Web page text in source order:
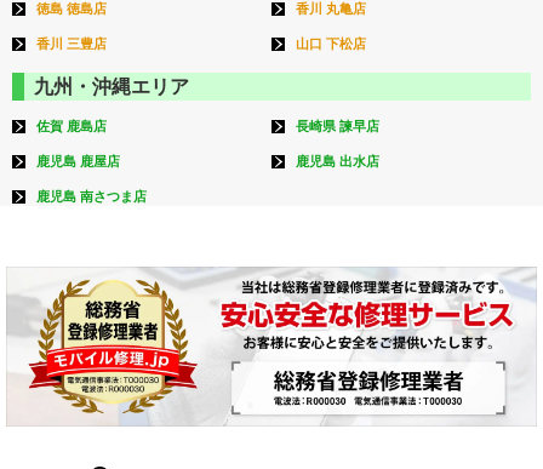
徳島 徳島店 香川 丸亀店
香川 三豊店 山口 下松店
九州・沖縄エリア
佐賀 鹿島店 長崎県 諫早店
鹿児島 鹿屋店 鹿児島 出水店
鹿児島 南さつま店